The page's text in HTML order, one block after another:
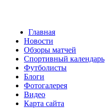
Главная
Новости
Обзоры матчей
Спортивный календарь
Футболисты
Блоги
Фотогалерея
Видео
Карта сайта